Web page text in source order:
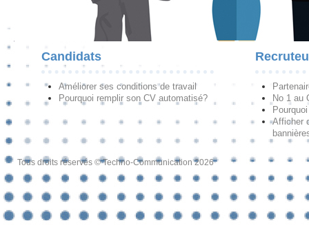
Candidats
Améliorer ses conditions de travail
Pourquoi remplir son CV automatisé?
No 1 au
Afficher
Tous droits réservés © Techno-Communication 2026